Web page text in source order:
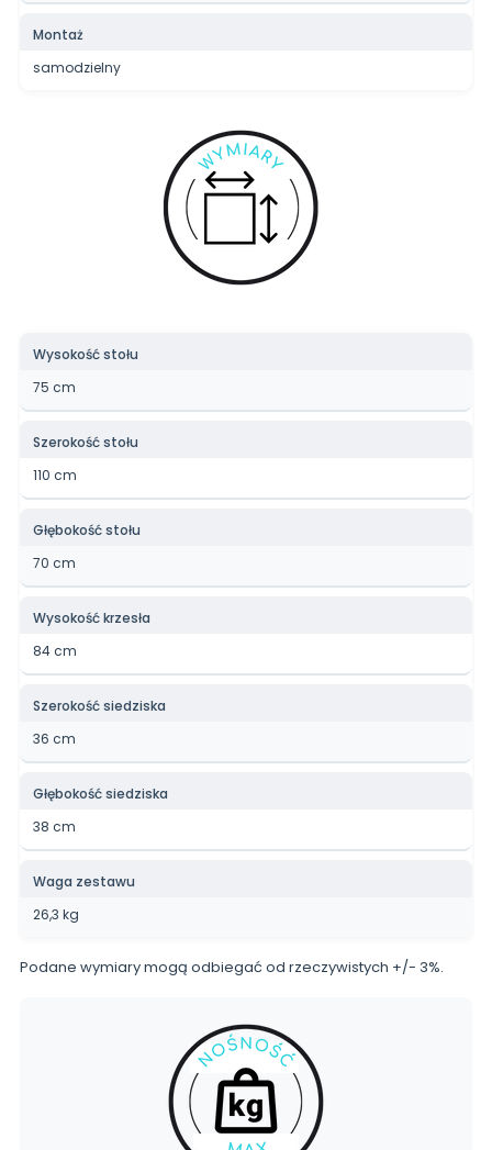
Montaż
samodzielny
Wysokość stołu
75 cm
Szerokość stołu
110 cm
Głębokość stołu
70 cm
Wysokość krzesła
84 cm
Szerokość siedziska
36 cm
Głębokość siedziska
38 cm
Waga zestawu
26,3 kg
Podane wymiary mogą odbiegać od rzeczywistych +/- 3%.